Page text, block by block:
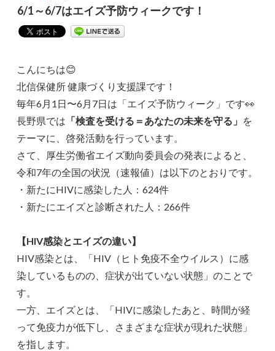
6/1～6/7はエイズ予防ウィークです！
こんにちは😊
北信保健所 健康づくり支援課です！
毎年6月1日〜6月7日は「エイズ予防ウィーク」です👀
長野県では 「検査を受ける＝あなたの未来を守る」 を
テーマに、啓発活動を行っています。
さて、厚生労働省エイズ動向委員会の発表によると、
令和7年の全国の状況（速報値）は以下のとおりです。
・新たにHIVに感染した人：624件
・新たにエイズと診断された人：266件
【HIV感染とエイズの違い】
HIV感染とは、「HIV（ヒト免疫不全ウイルス）に感
染しているものの、症状が出ていない状態」のことで
す。
一方、エイズとは、「HIVに感染したあと、時間が経
って免疫力が低下し、さまざまな症状が現れた状態」
を指します。